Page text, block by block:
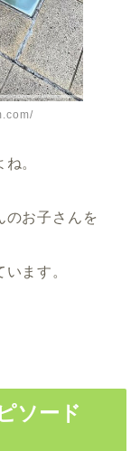
。
のお子さんを
ます。
ソード